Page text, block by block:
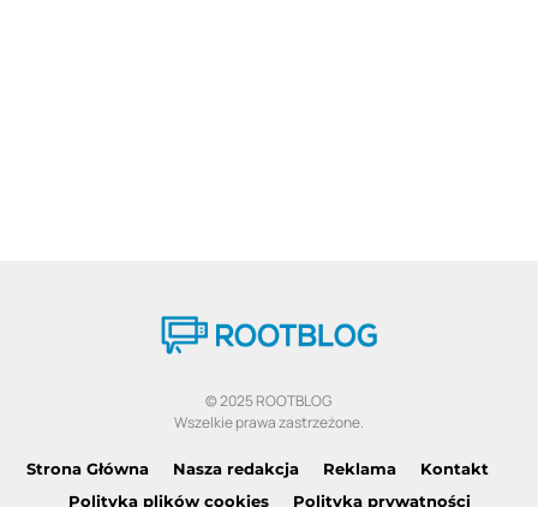
© 2025 ROOTBLOG
Wszelkie prawa zastrzeżone.
Strona Główna Nasza redakcja Reklama
Kontakt
Polityka plików cookies
Polityka prywatności